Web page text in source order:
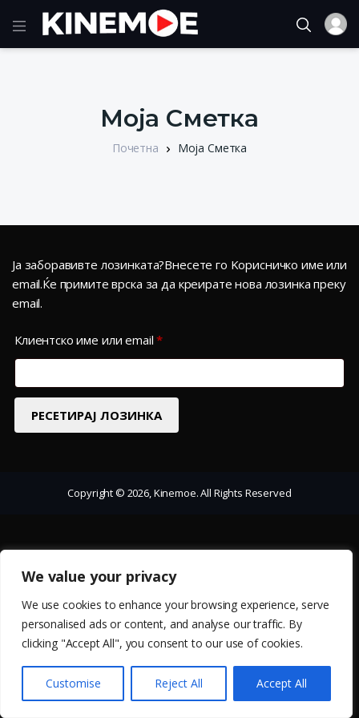
We value your privacy
We use cookies to enhance your browsing experience, serve
personalised ads or content, and analyse our traffic. By
clicking "Accept All", you consent to our use of cookies.
Customise Reject All Accept All
Моја Сметка
Почетна Моја Сметка
Ја заборавивте лозинката?Внесете го Kорисничко име или
email.Ќе примите врска за да креирате нова лозинка преку
email.
Клиентско име или email*Задолжително
РЕСЕТИРАЈ ЛОЗИНКА
Copyright © 2026, Kinemoe. All Rights Reserved